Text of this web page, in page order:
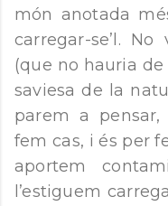
món anotada
carregar-se’l.
(que no hauria
saviesa de la
parem a
fem cas, i és per
aportem
l’estiguem